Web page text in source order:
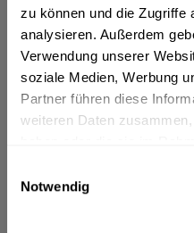
zu können und die Zugriffe
analysieren. Außerdem
Verwendung unserer
soziale Medien, Werbung
Partner führen diese
weiteren Daten
Notwendig
In den Warenkorb
Artikel-Nr.:
32338
Verfügbar in: